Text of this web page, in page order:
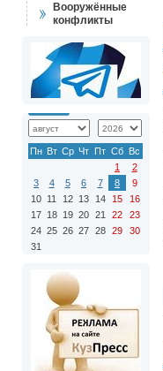
Вооружённые
конфликты
Пн Вт Ср Чт Пт Сб Вс
1
2
3
4 5 6 7 8
9
10 11 12 13 14 15
16
17 18 19 20 21 22
23
24 25 26 27 28 29
30
31